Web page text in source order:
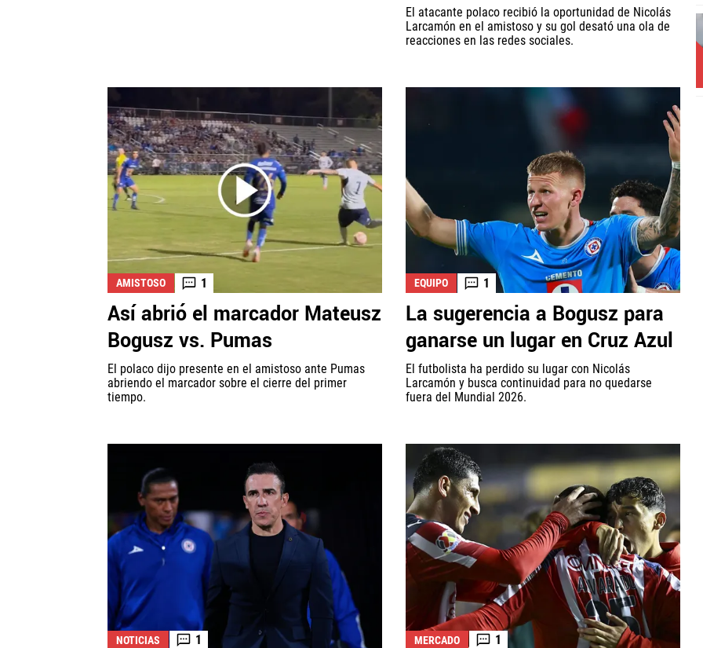
El atacante polaco recibió la oportunidad de Nicolás
Larcamón en el amistoso y su gol desató una ola de
reacciones en las redes sociales.
AMISTOSO 1
Así abrió el marcador Mateusz
Bogusz vs. Pumas
El polaco dijo presente en el amistoso ante Pumas
abriendo el marcador sobre el cierre del primer
tiempo.
EQUIPO 1
La sugerencia a Bogusz para
ganarse un lugar en Cruz Azul
El futbolista ha perdido su lugar con Nicolás
Larcamón y busca continuidad para no quedarse
fuera del Mundial 2026.
NOTICIAS 1 MERCADO 1